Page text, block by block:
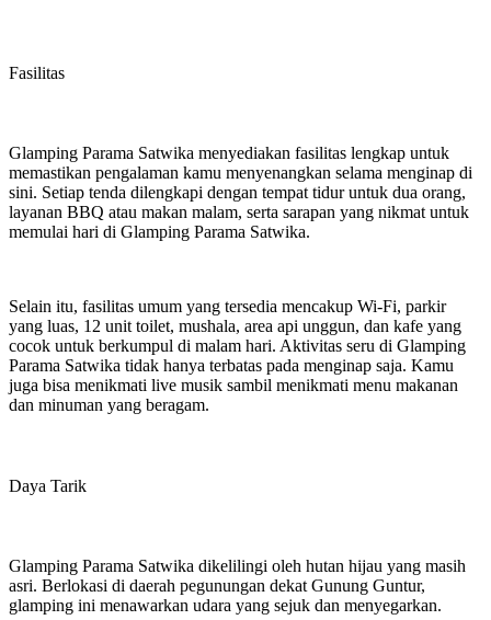
Fasilitas
Glamping Parama Satwika menyediakan fasilitas lengkap untuk
memastikan pengalaman kamu menyenangkan selama menginap di
sini. Setiap tenda dilengkapi dengan tempat tidur untuk dua orang,
layanan BBQ atau makan malam, serta sarapan yang nikmat untuk
memulai hari di Glamping Parama Satwika.
Selain itu, fasilitas umum yang tersedia mencakup Wi-Fi, parkir
yang luas, 12 unit toilet, mushala, area api unggun, dan kafe yang
cocok untuk berkumpul di malam hari. Aktivitas seru di Glamping
Parama Satwika tidak hanya terbatas pada menginap saja. Kamu
juga bisa menikmati live musik sambil menikmati menu makanan
dan minuman yang beragam.
Daya Tarik
Glamping Parama Satwika dikelilingi oleh hutan hijau yang masih
asri. Berlokasi di daerah pegunungan dekat Gunung Guntur,
glamping ini menawarkan udara yang sejuk dan menyegarkan.